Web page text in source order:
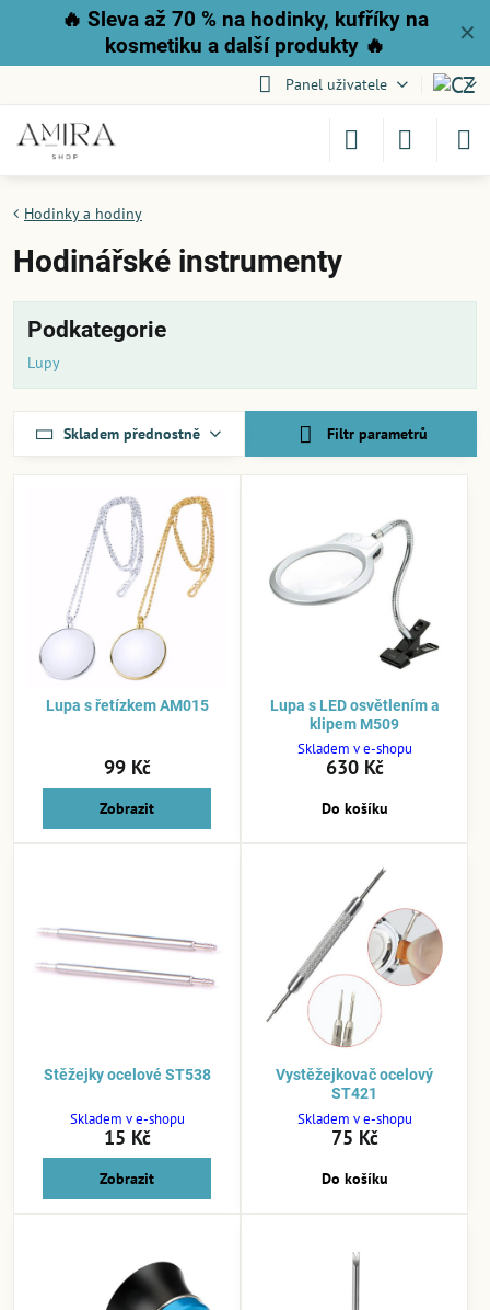
✕
🔥 Sleva až 70 % na hodinky, kufříky na
kosmetiku a další produkty 🔥
Panel uživatele
Hodinky a hodiny
Hodinářské instrumenty
Podkategorie
Lupy
Skladem přednostně Filtr parametrů
Lupa s řetízkem AM015
99 Kč
Zobrazit
Lupa s LED osvětlením a
klipem M509
Skladem v e-shopu
630 Kč
Do košíku
Stěžejky ocelové ST538
Skladem v e-shopu
15 Kč
Zobrazit
Vystěžejkovač ocelový
ST421
Skladem v e-shopu
75 Kč
Do košíku